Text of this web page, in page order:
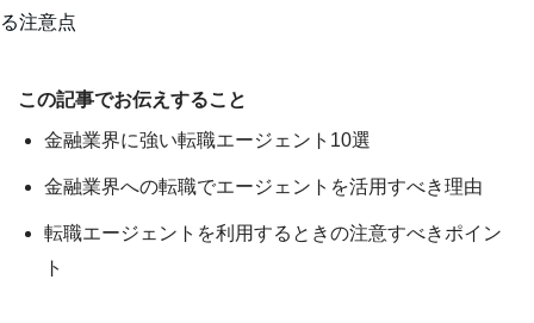
この記事でお伝えすること
金融業界に強い転職エージェント10選
金融業界への転職でエージェントを活用すべき理由
転職エージェントを利用するときの注意すべきポイン
ト